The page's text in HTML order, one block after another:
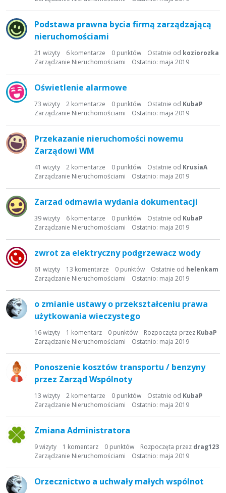
Podstawa prawna bycia firmą zarządzającą
nieruchomościami
21 wizyty 6 komentarze 0 punktów Ostatnie od koziorozka
Ostatnio: maja 2019
Zarządzanie Nieruchomościami
Oświetlenie alarmowe
73 wizyty 2 komentarze 0 punktów Ostatnie od KubaP
Ostatnio: maja 2019
Zarządzanie Nieruchomościami
Przekazanie nieruchomości nowemu
Zarządowi WM
41 wizyty 2 komentarze 0 punktów Ostatnie od KrusiaA
Ostatnio: maja 2019
Zarządzanie Nieruchomościami
Zarzad odmawia wydania dokumentacji
39wizyty 6 komentarze 0 punktów Ostatnie od KubaP
Ostatnio: maja 2019
Zarządzanie Nieruchomościami
zwrot za elektryczny podgrzewacz wody
61 wizyty 13 komentarze 0 punktów Ostatnie od helenkam
Ostatnio: maja 2019
Zarządzanie Nieruchomościami
o zmianie ustawy o przekształceniu prawa
użytkowania wieczystego
16wizyty 1 komentarz 0 punktów Rozpoczęta przez KubaP
Ostatnio: maja 2019
Zarządzanie Nieruchomościami
Ponoszenie kosztów transportu / benzyny
przez Zarząd Wspólnoty
13 wizyty 2 komentarze 0 punktów Ostatnie od KubaP
Ostatnio: maja 2019
Zarządzanie Nieruchomościami
Zmiana Administratora
9wizyty 1 komentarz 0 punktów Rozpoczęta przez drag123
Ostatnio: maja 2019
Zarządzanie Nieruchomościami
Orzecznictwo a uchwały małych wspólnot